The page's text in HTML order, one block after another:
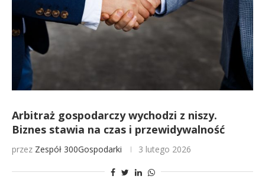
Arbitraż gospodarczy wychodzi z niszy.
Biznes stawia na czas i przewidywalność
przez Zespół 300Gospodarki 3 lutego 2026